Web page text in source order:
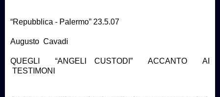
“Repubblica - Palermo” 23.5.07
Augusto Cavadi
QUEGLI “ANGELI CUSTODI” ACCANTO AI
TESTIMONI